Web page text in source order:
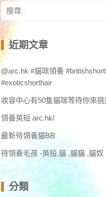
搜
尋
關
鍵
字:
近期文章
@arc.hk #貓咪領養
#exoticshorthair
收容中心有50隻貓咪等待你來
領養英短 arc.hk/
最新待領養貓BB
待領養毛孩 -英短,貓 ,貓貓 ,貓奴
分類